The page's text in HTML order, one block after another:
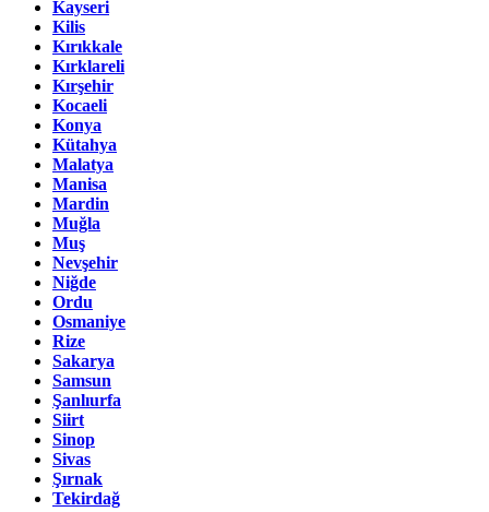
Kayseri
Kilis
Kırıkkale
Kırklareli
Kırşehir
Kocaeli
Konya
Kütahya
Malatya
Manisa
Mardin
Muğla
Muş
Nevşehir
Niğde
Ordu
Osmaniye
Rize
Sakarya
Samsun
Şanlıurfa
Siirt
Sinop
Sivas
Şırnak
Tekirdağ